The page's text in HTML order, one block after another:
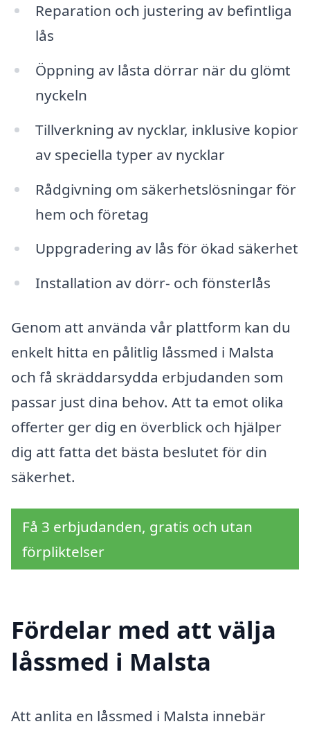
Reparation och justering av befintliga
lås
Öppning av låsta dörrar när du glömt
nyckeln
Tillverkning av nycklar, inklusive kopior
av speciella typer av nycklar
Rådgivning om säkerhetslösningar för
hem och företag
Uppgradering av lås för ökad säkerhet
Installation av dörr- och fönsterlås
Genom att använda vår plattform kan du
enkelt hitta en pålitlig låssmed i Malsta
och få skräddarsydda erbjudanden som
passar just dina behov. Att ta emot olika
offerter ger dig en överblick och hjälper
dig att fatta det bästa beslutet för din
säkerhet.
Få 3 erbjudanden, gratis och utan
förpliktelser
Fördelar med att välja
låssmed i Malsta
Att anlita en låssmed i Malsta innebär